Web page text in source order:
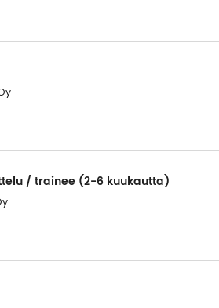
/ trainee (2-6 kuukautta)